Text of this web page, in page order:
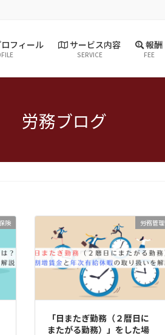
フィール サービス内容
SERVICE
報酬
FEE
労務ブログ
険 労務管理
「日またぎ勤務（２暦日に
またがる勤務）」をした場